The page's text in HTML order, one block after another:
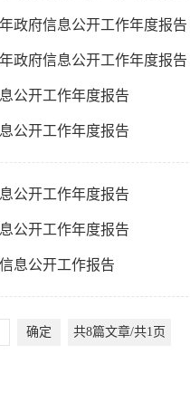
政府信息公开工作年度报告
政府信息公开工作年度报告
公开工作年度报告
公开工作年度报告
公开工作年度报告
公开工作年度报告
息公开工作报告
确定 共8篇文章/共1页